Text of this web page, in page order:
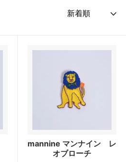
mannine マンナイン レ
オブローチ